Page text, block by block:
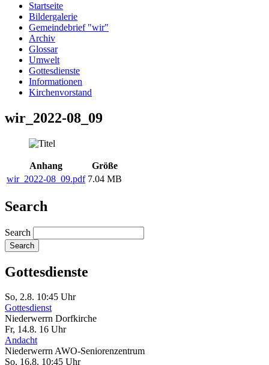
Startseite
Bildergalerie
Gemeindebrief "wir"
Archiv
Glossar
Umwelt
Gottesdienste
Informationen
Kirchenvorstand
wir_2022-08_09
Anhang
Größe
wir_2022-08_09.pdf 7.04 MB
Search
Search
Gottesdienste
So, 2.8. 10:45 Uhr
Gottesdienst
Niederwerrn Dorfkirche
Fr, 14.8. 16 Uhr
Andacht
NiederwerrnAWO-Seniorenzentrum
So, 16.8. 10:45 Uhr